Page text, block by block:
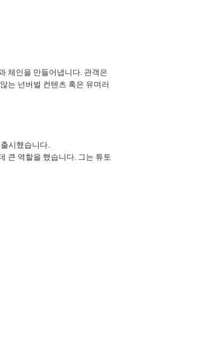
체인을 만들어냅니다. 관객은
는 넌버벌 컨텐츠 혹은 유며러
시했습니다.
큰 역할을 했습니다. 그는 튜토